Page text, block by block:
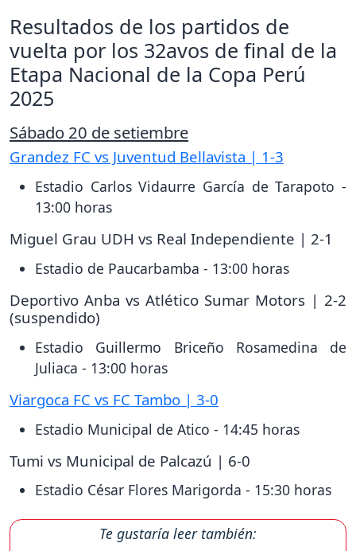
Resultados de los partidos de
vuelta por los 32avos de final de la
Etapa Nacional de la Copa Perú
2025
Sábado 20 de setiembre
Grandez FC vs Juventud Bellavista | 1-3
Estadio Carlos Vidaurre García de Tarapoto -
13:00 horas
Miguel Grau UDH vs Real Independiente | 2-1
Estadio de Paucarbamba - 13:00 horas
Deportivo Anba vs Atlético Sumar Motors | 2-2
(suspendido)
Estadio Guillermo Briceño Rosamedina de
Juliaca - 13:00 horas
Viargoca FC vs FC Tambo | 3-0
Estadio Municipal de Atico - 14:45 horas
Tumi vs Municipal de Palcazú | 6-0
Estadio César Flores Marigorda - 15:30 horas
Te gustaría leer también: